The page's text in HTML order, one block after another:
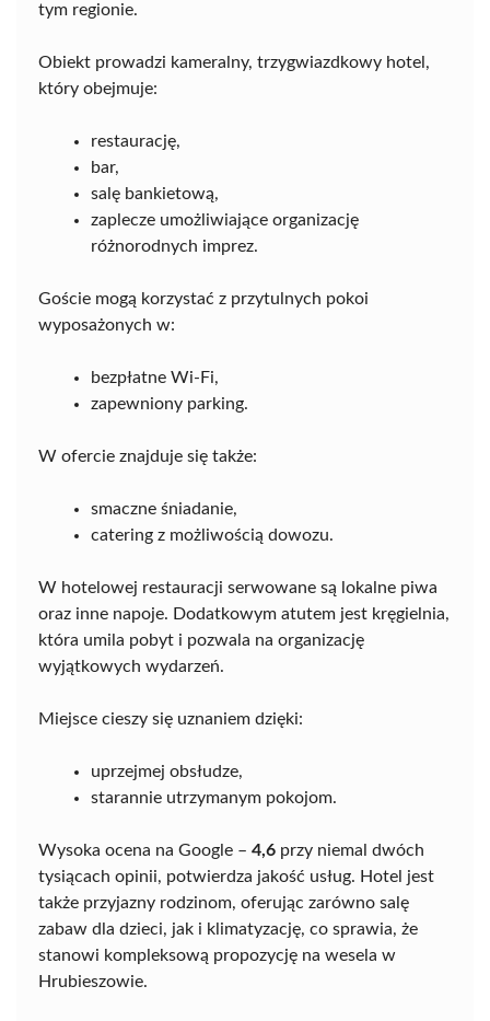
tym regionie.
Obiekt prowadzi kameralny, trzygwiazdkowy hotel,
który obejmuje:
restaurację,
bar,
salę bankietową,
zaplecze umożliwiające organizację
różnorodnych imprez.
Goście mogą korzystać z przytulnych pokoi
wyposażonych w:
bezpłatne Wi-Fi,
zapewniony parking.
W ofercie znajduje się także:
smaczne śniadanie,
catering z możliwością dowozu.
W hotelowej restauracji serwowane są lokalne piwa
oraz inne napoje. Dodatkowym atutem jest kręgielnia,
która umila pobyt i pozwala na organizację
wyjątkowych wydarzeń.
Miejsce cieszy się uznaniem dzięki:
uprzejmej obsłudze,
starannie utrzymanym pokojom.
Wysoka ocena na Google – 4,6 przy niemal dwóch
tysiącach opinii, potwierdza jakość usług. Hotel jest
także przyjazny rodzinom, oferując zarówno salę
zabaw dla dzieci, jak i klimatyzację, co sprawia, że
stanowi kompleksową propozycję na wesela w
Hrubieszowie.